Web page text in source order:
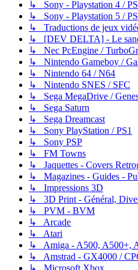
↳ Sony - Playstation 4 /
↳ Sony - Playstation 5 /
↳ Traductions de jeux
↳ [DEV DELTA] - Le
↳ Nec PcEngine /
↳ Nintendo Gameboy /
↳ Nintendo 64 / N64
↳ Nintendo SNES / SFC
↳ Sega MegaDrive /
↳ Sega Saturn
↳ Sega Dreamcast
↳ Sony PlayStation / PS1
↳ Sony PSP
↳ FM Towns
↳ Jaquettes - Covers
↳ Magazines - Guides -
↳ Impressions 3D
↳ 3D Print - Général,
↳ PVM - BVM
↳ Arcade
↳ Atari
↳ Amiga - A500, A500+,
↳ Amstrad - GX4000 /
↳ Microsoft Xbox